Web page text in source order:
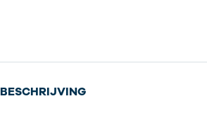
BESCHRIJVING